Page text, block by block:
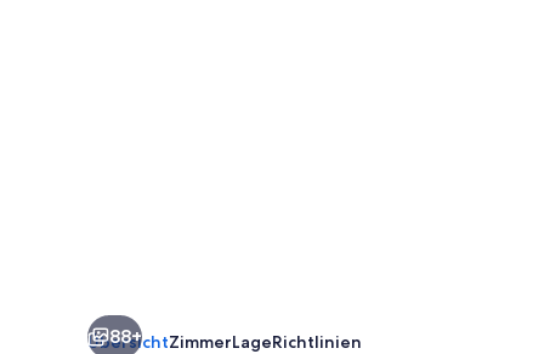
88+
ÜbersichtZimmerLageRichtlinien